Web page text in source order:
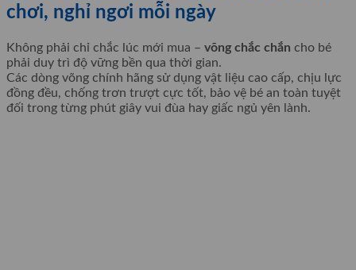
chơi, nghỉ ngơi mỗi ngày
Không phải chỉ chắc lúc mới mua – võng chắc chắn cho bé
phải duy trì độ vững bền qua thời gian.
Các dòng võng chính hãng sử dụng vật liệu cao cấp, chịu lực
đồng đều, chống trơn trượt cực tốt, bảo vệ bé an toàn tuyệt
đối trong từng phút giây vui đùa hay giấc ngủ yên lành.